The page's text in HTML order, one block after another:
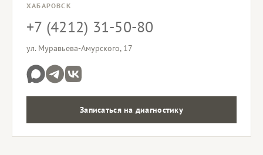
ХАБАРОВСК
+7 (4212) 31-50-80
ул. Муравьева-Амурского, 17
Записаться на диагностику